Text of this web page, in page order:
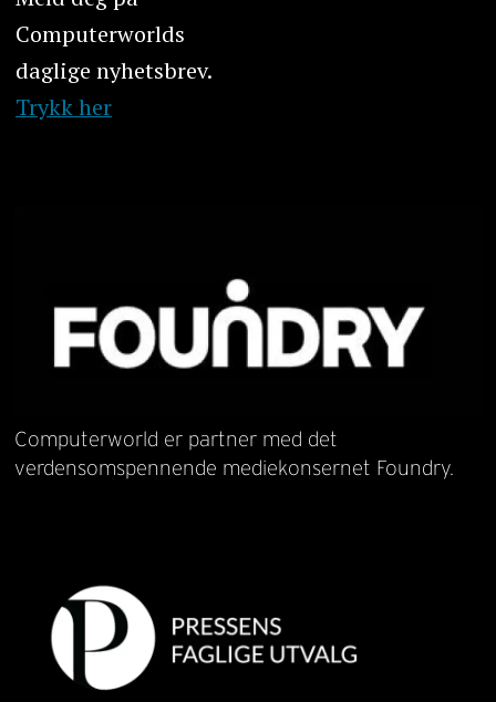
Computerworlds
daglige nyhetsbrev.
Trykk her
Computerworld er partner med det
verdensomspennende mediekonsernet Foundry.